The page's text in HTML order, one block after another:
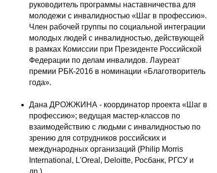
руководитель программы наставничества для
молодежи с инвалидностью «Шаг в профессию».
Член рабочей группы по социальной интеграции
молодых людей с инвалидностью, действующей
в рамках Комиссии при Президенте Российской
Федерации по делам инвалидов. Лауреат
премии РБК-2016 в номинации «Благотворитель
года».
Дана ДРОЖЖИНА - координатор проекта «Шаг в
профессию»; ведущая мастер-классов по
взаимодействию с людьми с инвалидностью по
зрению для сотрудников российских и
международных организаций (Philip Morris
International, L'Oreal, Deloitte, Росбанк, РГСУ и